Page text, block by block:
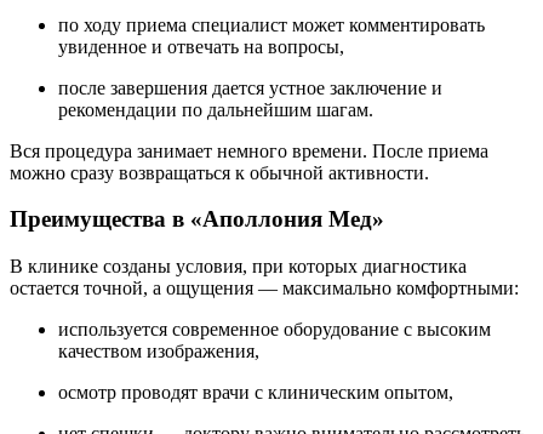
по ходу приема специалист может комментировать
увиденное и отвечать на вопросы,
после завершения дается устное заключение и
рекомендации по дальнейшим шагам.
Вся процедура занимает немного времени. После приема
можно сразу возвращаться к обычной активности.
Преимущества в «Аполлония Мед»
В клинике созданы условия, при которых диагностика
остается точной, а ощущения — максимально комфортными:
используется современное оборудование с высоким
качеством изображения,
осмотр проводят врачи с клиническим опытом,